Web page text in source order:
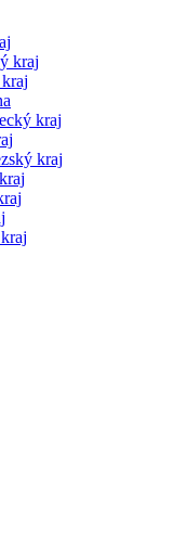
kraj
kraj
kraj